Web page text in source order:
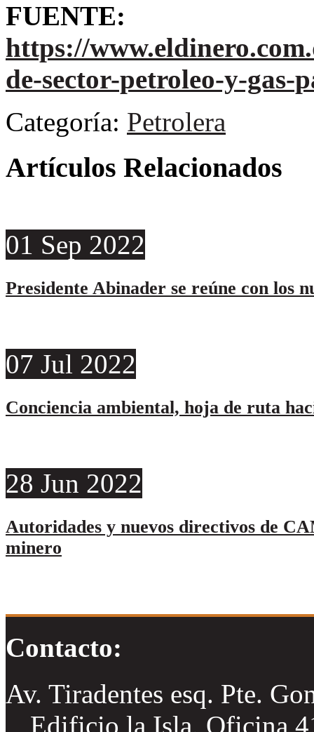
FUENTE:
https://
de-sector-petroleo-y-
Categoría: Petrolera
Artículos Relacionados
01 Sep 2022
Presidente Abinader se reúne con los
07 Jul 2022
Conciencia ambiental, hoja de ruta
28 Jun 2022
Autoridades y nuevos directivos de
minero
Contacto:
Av. Tiradentes esq. Pte.
Edificio la Isla, Oficina